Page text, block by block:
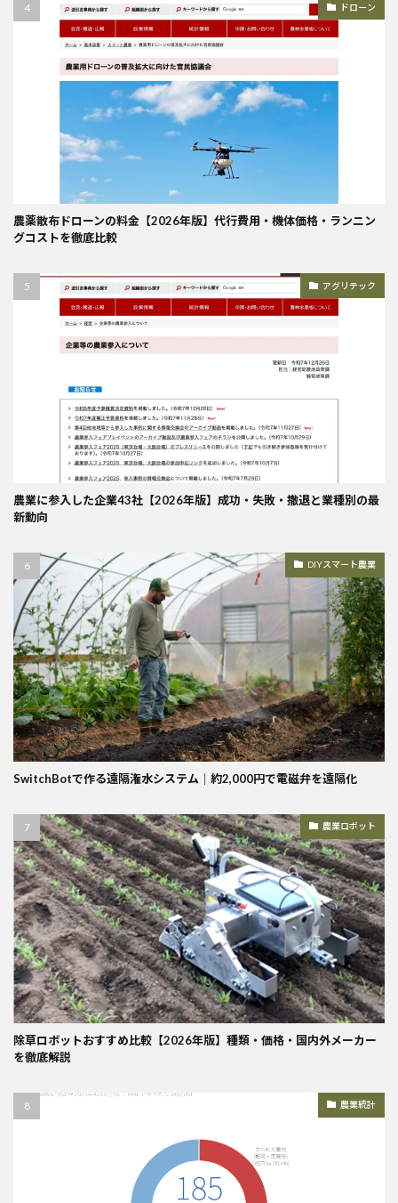
ドローン
農薬散布ドローンの料金【2026年版】代行費用・機体価格・ランニン
グコストを徹底比較
アグリテック
農業に参入した企業43社【2026年版】成功・失敗・撤退と業種別の最
新動向
DIYスマート農業
SwitchBotで作る遠隔潅水システム｜約2,000円で電磁弁を遠隔化
農業ロボット
除草ロボットおすすめ比較【2026年版】種類・価格・国内外メーカー
を徹底解説
農業統計